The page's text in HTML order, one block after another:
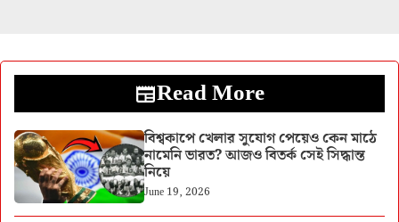
Read More
বিশ্বকাপে খেলার সুযোগ পেয়েও কেন মাঠে
নামেনি ভারত? আজও বিতর্ক সেই সিদ্ধান্ত
নিয়ে
June 19, 2026